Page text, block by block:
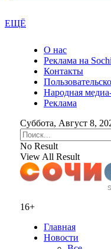
ЕЩЁ
О нас
Реклама на
Контакты
Народная
Реклама
Суббота, Август 8,
No Result
View All Result
16+
Главная
Новости